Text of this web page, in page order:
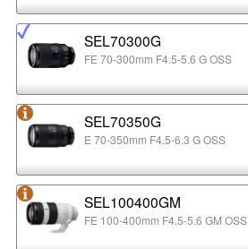
SEL70300G
FE 70-300mm F4.5-5.6 G OSS
SEL70350G
E 70-350mm F4.5-6.3 G OSS
SEL100400GM
FE 100-400mm F4.5-5.6 GM OSS